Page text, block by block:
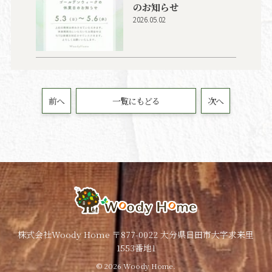
のお知らせ
2026.05.02
前へ 一覧にもどる 次へ
株式会社Woody Home 〒877-0022 大分県日田市大字求来里
1553番地1
© 2026 Woody Home.